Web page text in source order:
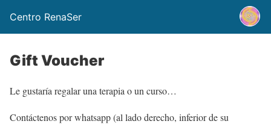
Centro RenaSer
Gift Voucher
Le gustaría regalar una terapia o un curso…
Contáctenos por whatsapp (al lado derecho, inferior de su